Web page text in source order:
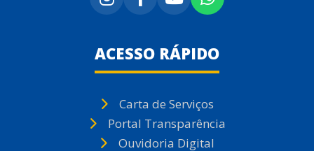
ACESSO RÁPIDO
Carta de Serviços
Portal Transparência
Ouvidoria Digital